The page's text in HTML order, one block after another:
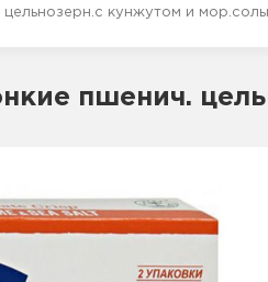
кунжутом и
пшенич.